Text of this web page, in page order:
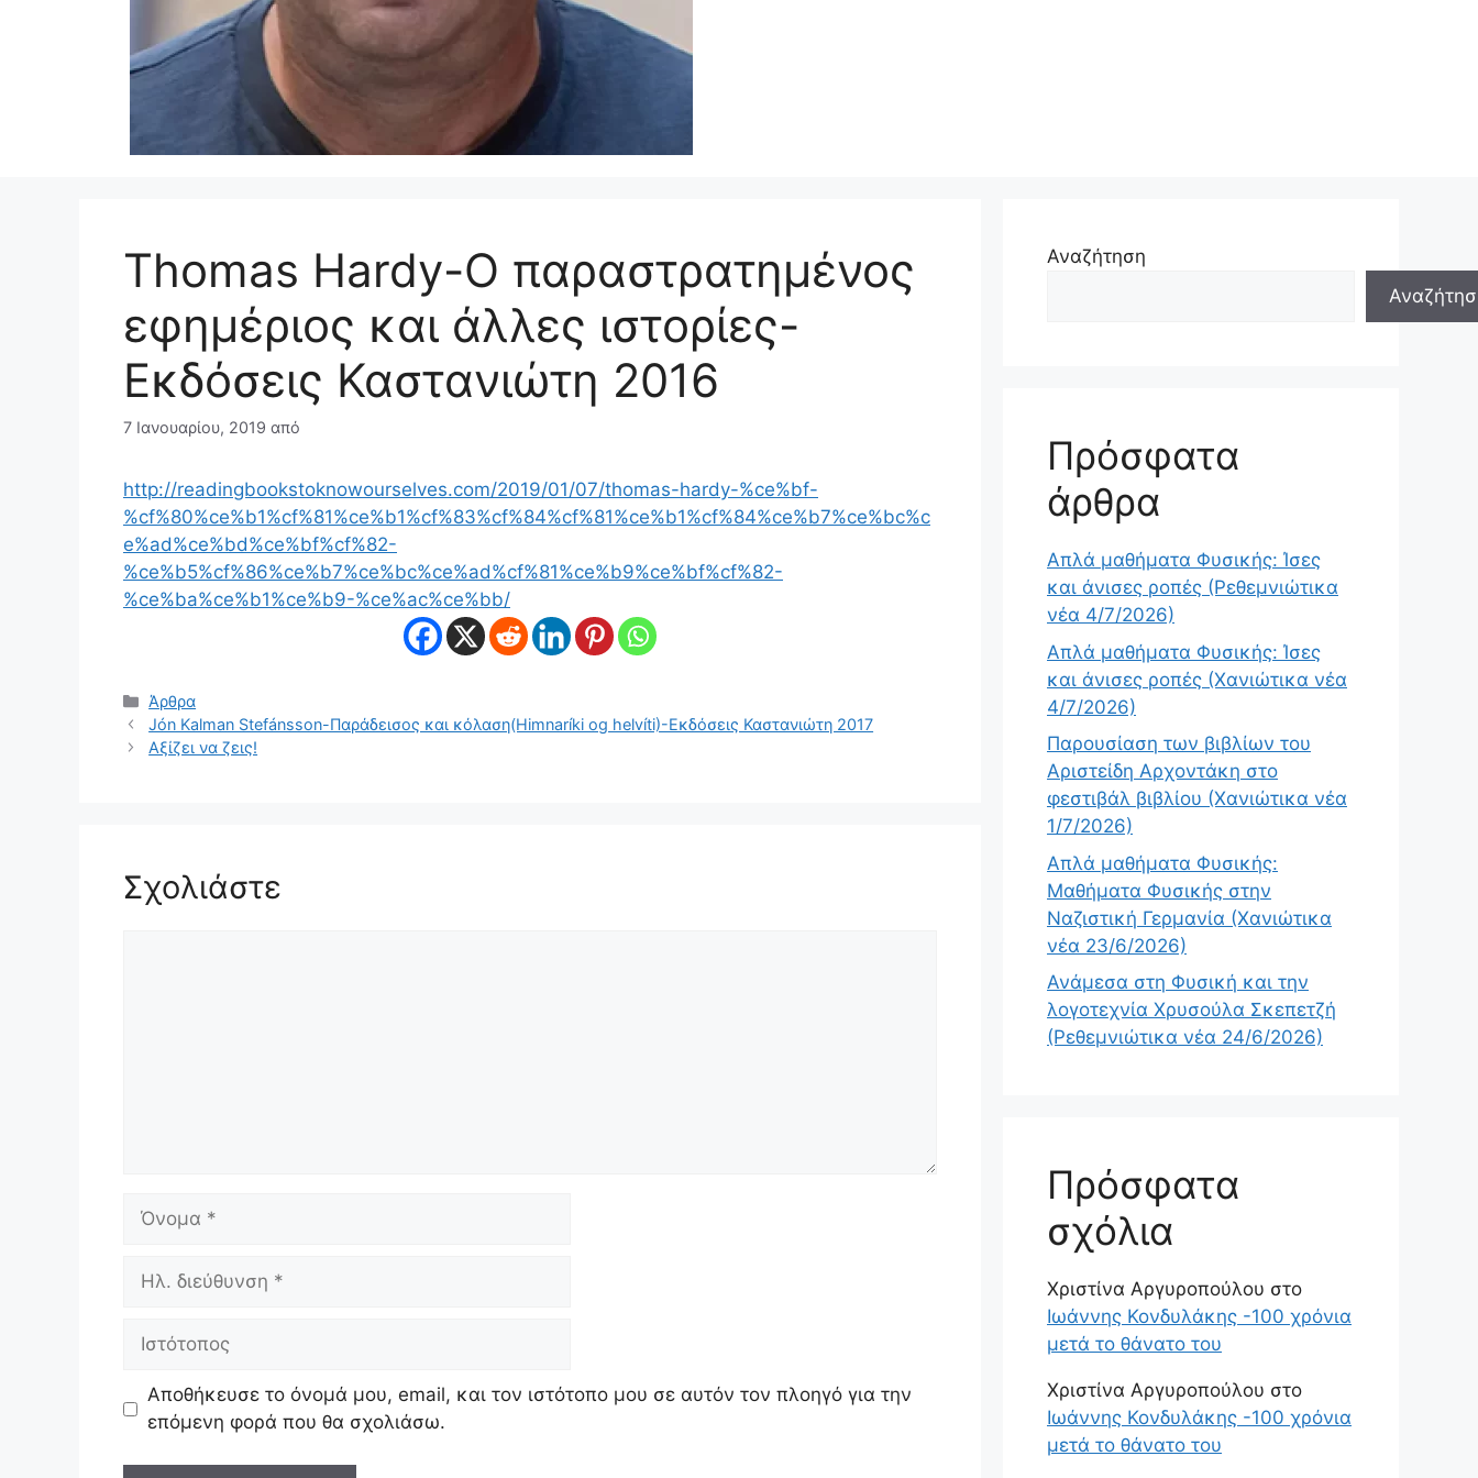
Thomas Hardy-Ο παραστρατημένος
εφημέριος και άλλες ιστορίες-
Εκδόσεις Καστανιώτη 2016
7 Ιανουαρίου, 2019 από
http://readingbookstoknowourselves.com/2019/01/07/thomas-hardy-%ce%bf-
%cf%80%ce%b1%cf%81%ce%b1%cf%83%cf%84%cf%81%ce%b1%cf%84%ce%b7%ce%bc%c
e%ad%ce%bd%ce%bf%cf%82-
%ce%b5%cf%86%ce%b7%ce%bc%ce%ad%cf%81%ce%b9%ce%bf%cf%82-
%ce%ba%ce%b1%ce%b9-%ce%ac%ce%bb/
Κατηγορίες
Άρθρα
Jón Kalman Stefánsson-Παράδεισος και κόλαση(Himnaríki og helvíti)-Εκδόσεις Καστανιώτη 2017
Αξίζει να ζεις!
Σχολιάστε
Όνομα
Ηλ.
Ιστότοπος
Αποθήκευσε το όνομά μου, email, και τον ιστότοπο μου σε αυτόν τον πλοηγό για την
επόμενη φορά που θα σχολιάσω.
Αναζήτηση
Πρόσφατα
άρθρα
Απλά μαθήματα Φυσικής: Ίσες
και άνισες ροπές (Ρεθεμνιώτικα
νέα 4/7/2026)
Απλά μαθήματα Φυσικής: Ίσες
και άνισες ροπές (Χανιώτικα νέα
4/7/2026)
Παρουσίαση των βιβλίων του
Αριστείδη Αρχοντάκη στο
φεστιβάλ βιβλίου (Χανιώτικα νέα
1/7/2026)
Απλά μαθήματα Φυσικής:
Μαθήματα Φυσικής στην
Ναζιστική Γερμανία (Χανιώτικα
νέα 23/6/2026)
Ανάμεσα στη Φυσική και την
λογοτεχνία Χρυσούλα Σκεπετζή
(Ρεθεμνιώτικα νέα 24/6/2026)
Πρόσφατα
σχόλια
Χριστίνα Αργυροπούλου στο
Ιωάννης Κονδυλάκης -100 χρόνια
μετά το θάνατο του
Χριστίνα Αργυροπούλου στο
Ιωάννης Κονδυλάκης -100 χρόνια
μετά το θάνατο του